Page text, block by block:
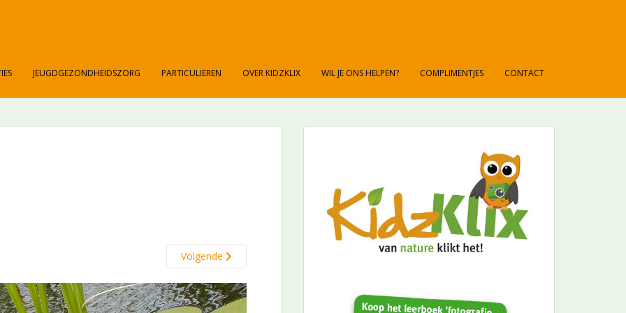
JEUGDGEZONDHEIDSZORG PARTICULIEREN OVER KIDZKLIX WIL JE ONS HELPEN? COMPLIMENTJES CONTACT
Volgende